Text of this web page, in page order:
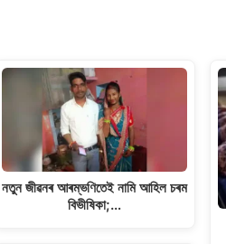
e
নতুন জীৱনৰ আৰম্ভণিতেই নামি আহিল চৰম
বিভীষিকা;…